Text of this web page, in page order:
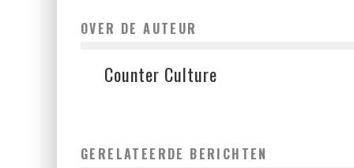
OVER DE AUTEUR
Counter Culture
GERELATEERDE BERICHTEN